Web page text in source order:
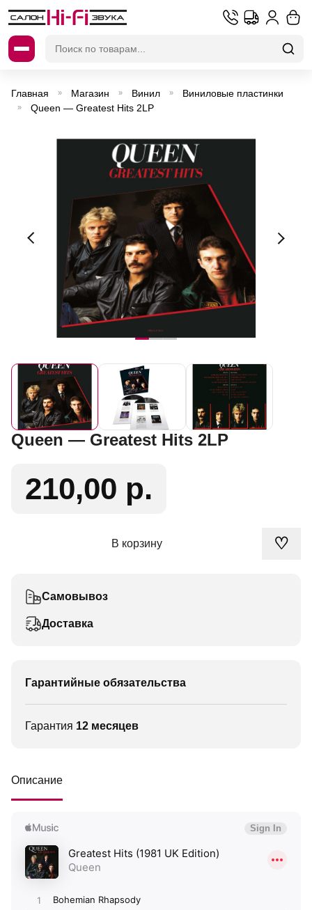
Главная » Магазин » Винил » Виниловые пластинки
» Queen — Greatest Hits 2LP
Queen — Greatest Hits 2LP
210,00 р.
В корзину ♡
Самовывоз
Доставка
Гарантийные обязательства
Гарантия 12 месяцев
Описание